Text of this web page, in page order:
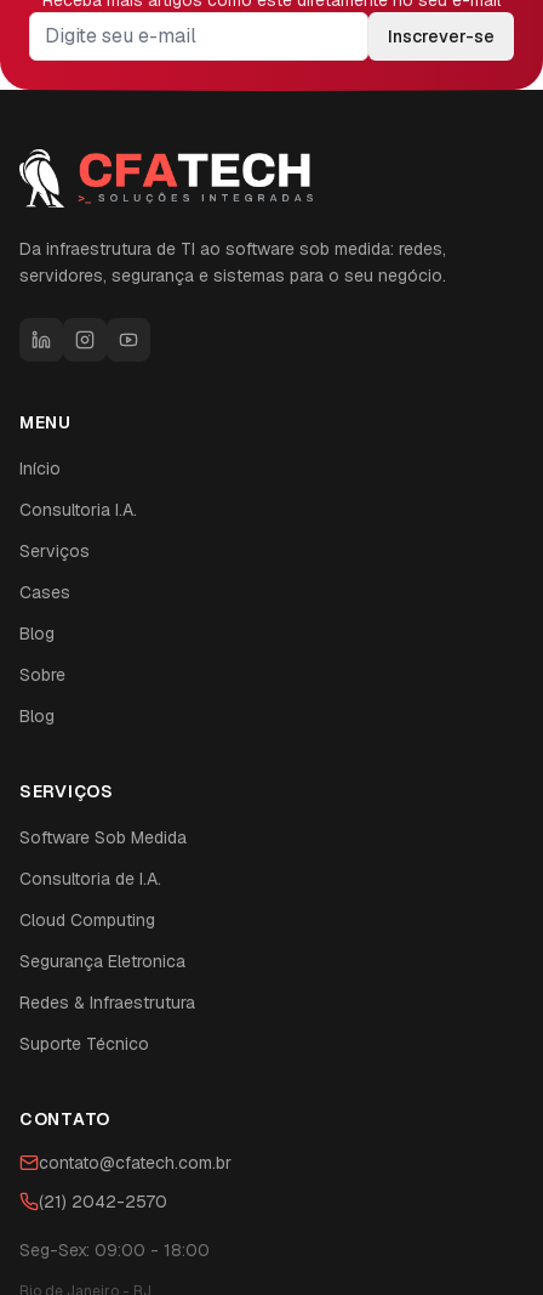
Inscrever-se
Da infraestrutura de TI ao software sob medida: redes,
servidores, segurança e sistemas para o seu negócio.
MENU
Início
Consultoria I.A.
Serviços
Cases
Blog
Sobre
Blog
SERVIÇOS
Software Sob Medida
Consultoria de I.A.
Cloud Computing
Segurança Eletronica
Redes & Infraestrutura
Suporte Técnico
CONTATO
contato@cfatech.com.br
(21) 2042-2570
Seg-Sex: 09:00 - 18:00